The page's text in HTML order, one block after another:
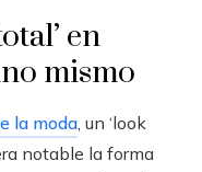
en
mismo
la moda, un ‘look
notable la forma